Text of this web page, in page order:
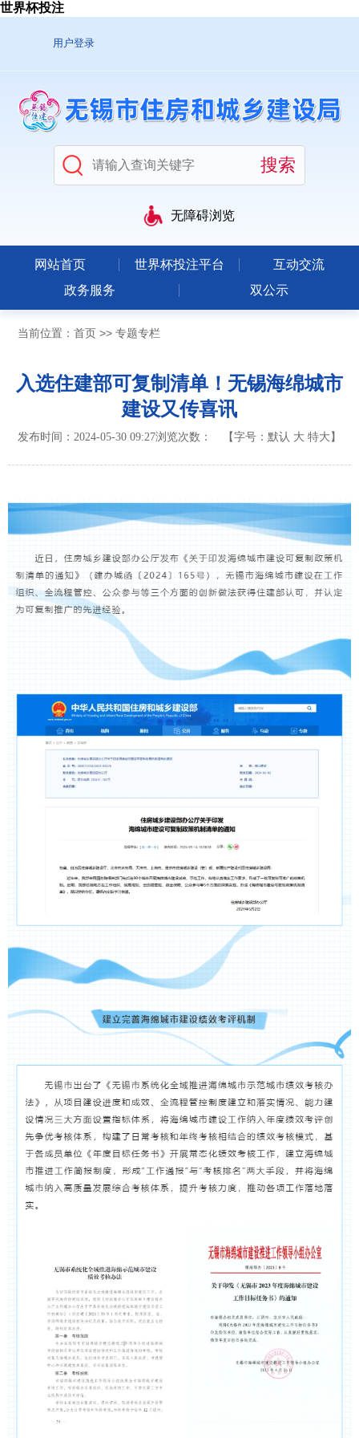
世界杯投注
用户登录
无障碍浏览
网站首页 世界杯投注平台
互动交流
政务服务
双公示
当前位置： 首页>> 专题专栏
入选住建部可复制清单！无锡海绵城市
建设又传喜讯
发布时间：2024-05-30 09:27浏览次数： 【字号： 默认 大 特大 】